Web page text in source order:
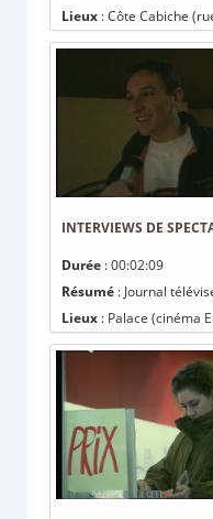
Lieux : Côte Cabiche
INTERVIEWS DE
Durée : 00:02:09
Résumé : Journal
Lieux : Palace (cinéma